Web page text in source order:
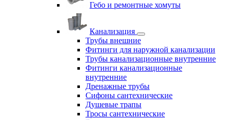
Гебо и ремонтные хомуты
Канализация
Трубы внешние
Фитинги для наружной канализации
Трубы канализационные внутренние
Фитинги канализационные
внутренние
Дренажные трубы
Сифоны сантехнические
Душевые трапы
Тросы сантехнические